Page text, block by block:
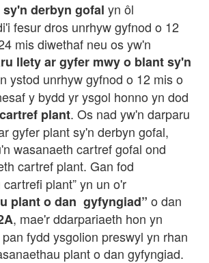
derbyn gofal yn ôl
fesur dros unrhyw gyfnod o 12
mis diwethaf neu os yw'n
llety ar gyfer mwy o blant sy'n
ystod unrhyw gyfnod o 12 mis o
y bydd yr ysgol honno yn dod
plant. Os nad yw'n darparu
gyfer plant sy'n derbyn gofal,
wasanaeth cartref gofal ond
cartref plant. Gan fod
plant” yn un o'r
plant o dan gyfyngiad” o dan
, mae'r ddarpariaeth hon yn
fydd ysgolion preswyl yn rhan
plant o dan gyfyngiad.